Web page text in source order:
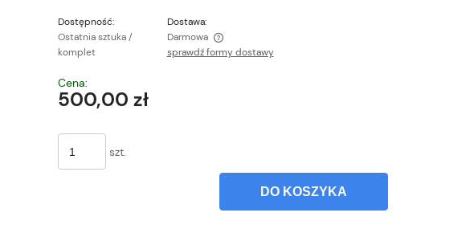
Dostępność:
Ostatnia sztuka /
komplet
Dostawa:
Darmowa
sprawdź formy dostawy
Cena:
500,00 zł
szt.
DO KOSZYKA